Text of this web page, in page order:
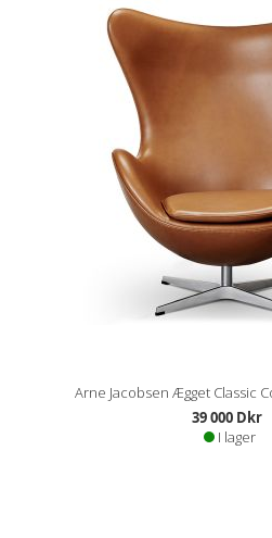
Arne Jacobsen Ægget Classic
39 000 Dkr
I lager